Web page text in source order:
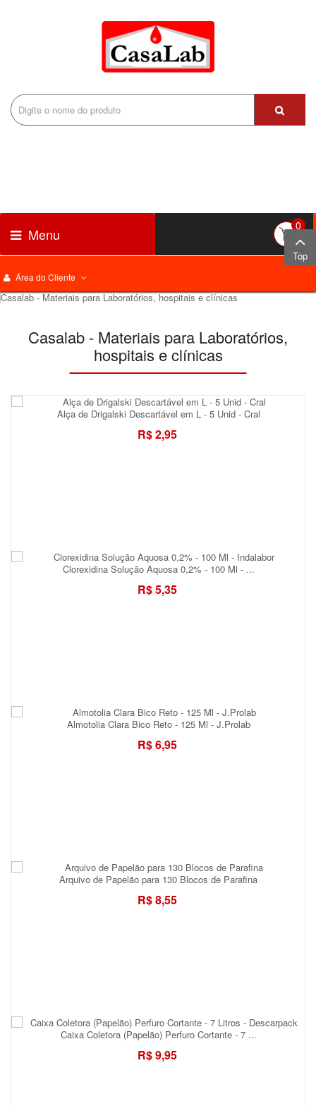
Área do Cliente
Menu 0
Casalab - Materiais para Laboratórios,
hospitais e clínicas
Alça de Drigalski Descartável em L - 5 Unid - Cral
R$ 2,95
Clorexidina Solução Aquosa 0,2% - 100 Ml - ...
R$ 5,35
Almotolia Clara Bico Reto - 125 Ml - J.Prolab
R$ 6,95
Arquivo de Papelão para 130 Blocos de Parafina
R$ 8,55
Caixa Coletora (Papelão) Perfuro Cortante - 7 ...
R$ 9,95
Top